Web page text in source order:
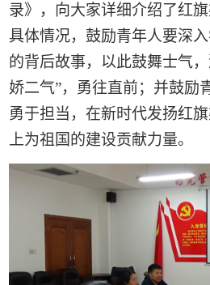
录》，向大家详细介绍了红
具体情况，鼓励青年人要深
的背后故事，以此鼓舞士气
娇二气”，勇往直前；并鼓励
勇于担当，在新时代发扬红
上为祖国的建设贡献力量。